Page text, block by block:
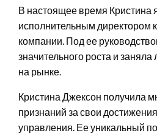
В настоящее время Кристина
исполнительным директором
компании. Под ее
значительного роста и
на рынке.
Кристина Джексон получила
признаний за свои
управления. Ее уникальный